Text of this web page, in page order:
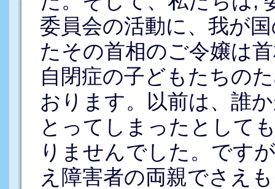
委員会の活動に、我が
たその首相のご令嬢は
自閉症の子どもたちの
おります。以前は、誰
とってしまったとして
りませんでした。です
え障害者の両親でさえ